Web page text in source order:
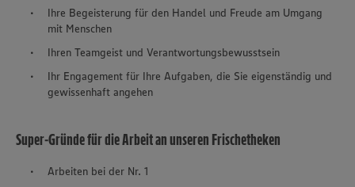
Ihre Begeisterung für den Handel und Freude am Umgang
mit Menschen
Ihren Teamgeist und Verantwortungsbewusstsein
Ihr Engagement für Ihre Aufgaben, die Sie eigenständig und
gewissenhaft angehen
Super-Gründe für die Arbeit an unseren Frischetheken
Arbeiten bei der Nr. 1